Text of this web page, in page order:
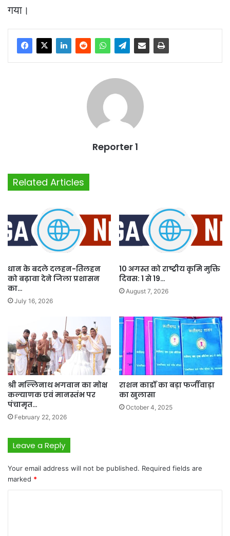
गया।
Reporter 1
Related Articles
धान के बदले दलहन-तिलहन
को बढ़ावा देने जिला प्रशासन
का…
July 16, 2026
10 अगस्त को राष्ट्रीय कृमि मुक्ति
दिवस: 1 से 19…
August 7, 2026
श्री मल्लिनाथ भगवान का मोक्ष
कल्याणक एवं मानस्तंभ पर
पंचामृत…
February 22, 2026
राशन कार्डों का बड़ा फर्जीवाड़ा
का खुलासा
October 4, 2025
Leave a Reply
Your email address will not be published. Required fields are
marked *